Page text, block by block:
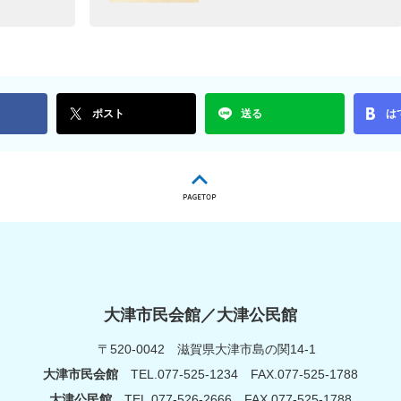
ポスト 送る は
大津市民会館／大津公民館
〒520-0042 滋賀県大津市島の関14-1
大津市民会館
TEL.077-525-1234 FAX.077-525-1788